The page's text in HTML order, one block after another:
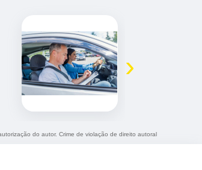
›
do autor. Crime de violação de direito autoral